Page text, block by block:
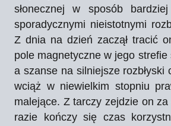
słonecznej w sposób
sporadycznymi nieistotnymi
Z dnia na dzień zaczął tracić
pole magnetyczne w jego strefie
a szanse na silniejsze rozbłyski
wciąż w niewielkim stopniu
malejące. Z tarczy zejdzie on za
razie kończy się czas